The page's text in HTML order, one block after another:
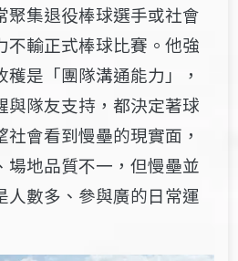
聚集退役棒球選手或社會
不輸正式棒球比賽。他強
是「團隊溝通能力」，
與隊友支持，都決定著球
會看到慢壘的現實面，
場地品質不一，但慢壘並
人數多、參與廣的日常運